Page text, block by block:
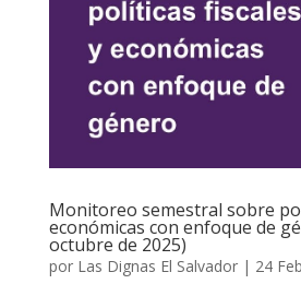
Monitoreo semestral sobre
económicas con enfoque de
octubre de 2025)
por Las Dignas El Salvador| 24